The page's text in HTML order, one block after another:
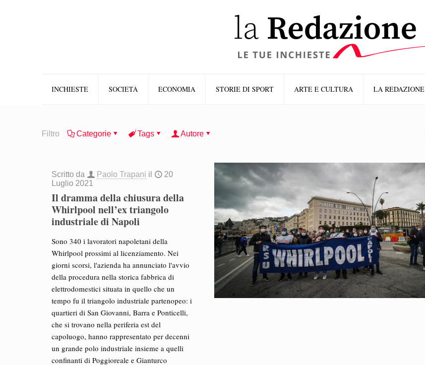
INCHIESTE SOCIETÀ ECONOMIA STORIE DI SPORT ARTE E CULTURA LA REDAZIONE
Filtro Categorie Tags Autore
Scritto da Paolo Trapani il
20
Luglio 2021
Il dramma della chiusura della
Whirlpool nell’ex triangolo
industriale di Napoli
Sono 340 i lavoratori napoletani della
Whirlpool prossimi al licenziamento. Nei
giorni scorsi, l'azienda ha annunciato l'avvio
della procedura nella storica fabbrica di
elettrodomestici situata in quello che un
tempo fu il triangolo industriale partenopeo: i
quartieri di San Giovanni, Barra e Ponticelli,
che si trovano nella periferia est del
capoluogo, hanno rappresentato per decenni
un grande polo industriale insieme a quelli
confinanti di Poggioreale e Gianturco